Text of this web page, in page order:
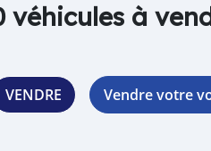
véhicules à
VENDRE Vendre votre